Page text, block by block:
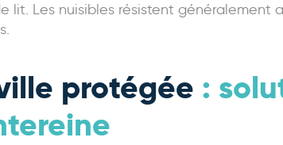
lit. Les nuisibles résistent
protégée :